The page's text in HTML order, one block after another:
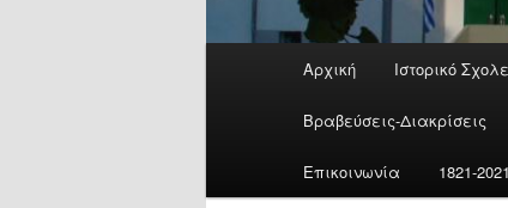
Αρχική Ιστορικό
Βραβεύσεις-Διακρίσεις
Επικοινωνία 1821-